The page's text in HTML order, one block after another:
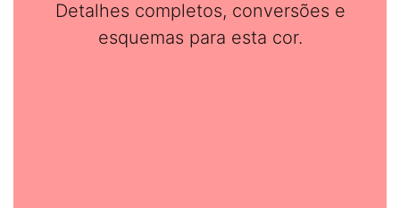
Detalhes completos, conversões e
esquemas para esta cor.